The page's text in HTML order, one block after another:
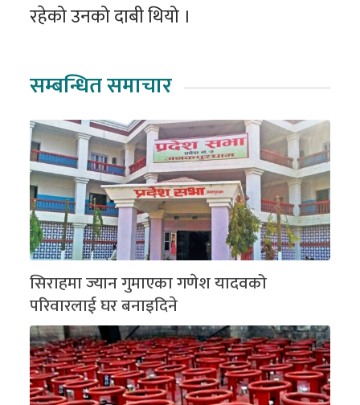
रहेको उनको दाबी थियो ।
सम्बन्धित समाचार
सिराहमा ज्यान गुमाएका गणेश यादवको
परिवारलाई घर बनाइदिने